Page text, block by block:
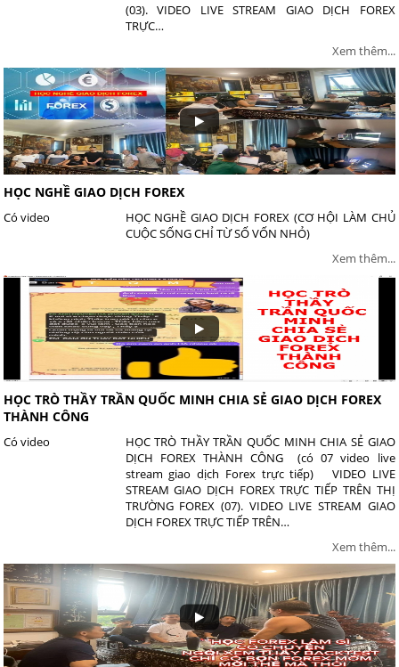
(03). VIDEO LIVE STREAM GIAO DỊCH FOREX
TRỰC…
Xem thêm...
HỌC NGHỀ GIAO DỊCH FOREX
HỌC NGHỀ GIAO DỊCH FOREX (CƠ HỘI LÀM CHỦ
CUỘC SỐNG CHỈ TỪ SỐ VỐN NHỎ)
Có video
Xem thêm...
HỌC TRÒ THẦY TRẦN QUỐC MINH CHIA SẺ GIAO DỊCH FOREX
THÀNH CÔNG
HỌC TRÒ THẦY TRẦN QUỐC MINH CHIA SẺ GIAO
DỊCH FOREX THÀNH CÔNG (có 07 video live
stream giao dịch Forex trực tiếp) VIDEO LIVE
STREAM GIAO DỊCH FOREX TRỰC TIẾP TRÊN THỊ
TRƯỜNG FOREX (07). VIDEO LIVE STREAM GIAO
DỊCH FOREX TRỰC TIẾP TRÊN…
Có video
Xem thêm...